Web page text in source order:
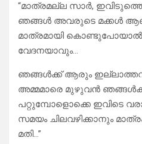
“മാത്രമല്ല സാർ,
ഞങ്ങൾ അവരുടെ മക്കൾ
മാത്രമായി
വേദനയാവും…
ഞങ്ങൾക്ക് ആരും
അമ്മമാരെ മുഴുവൻ
പറ്റുമ്പോളൊക്കെ ഇവിടെ
സമയം ചിലവഴിക്കാനും
മതി…”